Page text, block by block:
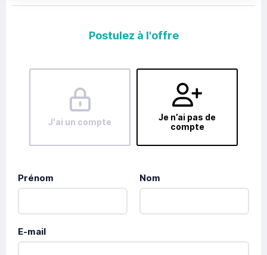
Postulez à l'offre
J'ai un compte
Je n’ai pas de
compte
Prénom Nom
E-mail